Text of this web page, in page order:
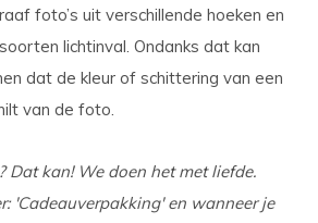
foto’s uit verschillende hoeken en
lichtinval. Ondanks dat kan
dat de kleur of schittering van een
van de foto.
Dat kan! We doen het met liefde.
'Cadeauverpakking' en wanneer je